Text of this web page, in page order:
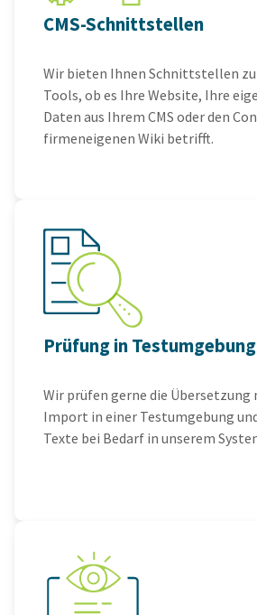
CMS-Schnittstellen
Wir bieten Ihnen Schnittstellen zu
Tools, ob es Ihre Website, Ihre
Daten aus Ihrem CMS oder den
firmeneigenen Wiki betrifft.
Prüfung in Testumgebung
Wir prüfen gerne die Übersetzung
Import in einer Testumgebung
Texte bei Bedarf in unserem